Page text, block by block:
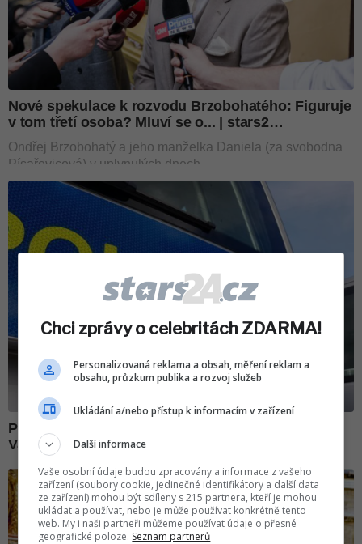
Chci zprávy o celebritách ZDARMA!
Personalizovaná reklama a obsah, měření reklam a
obsahu, průzkum publika a rozvoj služeb
Ukládání a/nebo přístup k informacím v zařízení
Další informace
Vaše osobní údaje budou zpracovány a informace z vašeho
zařízení (soubory cookie, jedinečné identifikátory a další data
ze zařízení) mohou být sdíleny s 215 partnera, kteří je mohou
ukládat a používat, nebo je může používat konkrétně tento
web. My i naši partneři můžeme používat údaje o přesné
geografické poloze. Seznam partnerů